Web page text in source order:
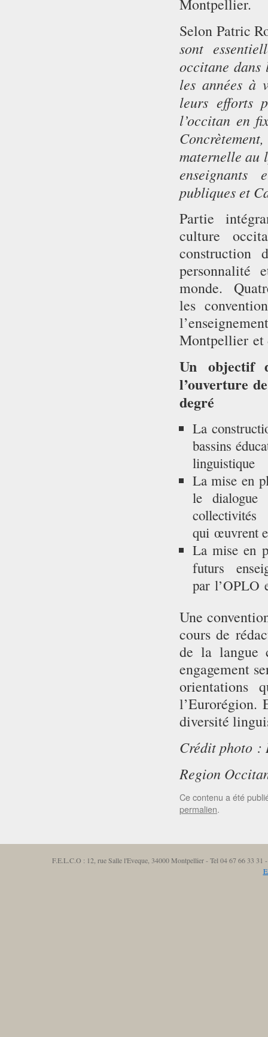
Montpellier.
Selon Patric
sont
occitane dans
les années à
leurs efforts
l’occitan en
maternelle au
enseignants
publiques et
Partie
culture
construction
personnalité
monde.
les
Montpellier et
Un objectif
l’ouverture
degré
La
bassins
linguistique
La mise en
le dialogue
qui œuvrent
La mise en
futurs
par l’OPLO
Une
cours de
de la langue
engagement
orientations
l’Eurorégion.
diversité
Crédit photo :
Region
Ce contenu a été
permalien.
F.E.L.C.O : 12, rue Salle l'Eveque, 34000 Montpellier - Tel 04 67 66 33